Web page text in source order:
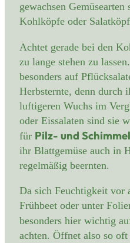
gewachsen
Kohlköpfe oder
Achtet gerade bei den
zu lange stehen zu
besonders auf
Herbsternte, denn durch
luftigeren Wuchs im
oder Eissalaten sind sie
für Pilz- und
ihr Blattgemüse auch in
regelmäßig beernten.
Da sich Feuchtigkeit vor
Frühbeet oder unter
besonders hier wichtig
achten. Öffnet also so